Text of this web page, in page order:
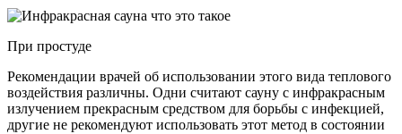
При простуде
Рекомендации врачей об использовании этого вида теплового
воздействия различны. Одни считают сауну с инфракрасным
излучением прекрасным средством для борьбы с инфекцией,
другие не рекомендуют использовать этот метод в состоянии